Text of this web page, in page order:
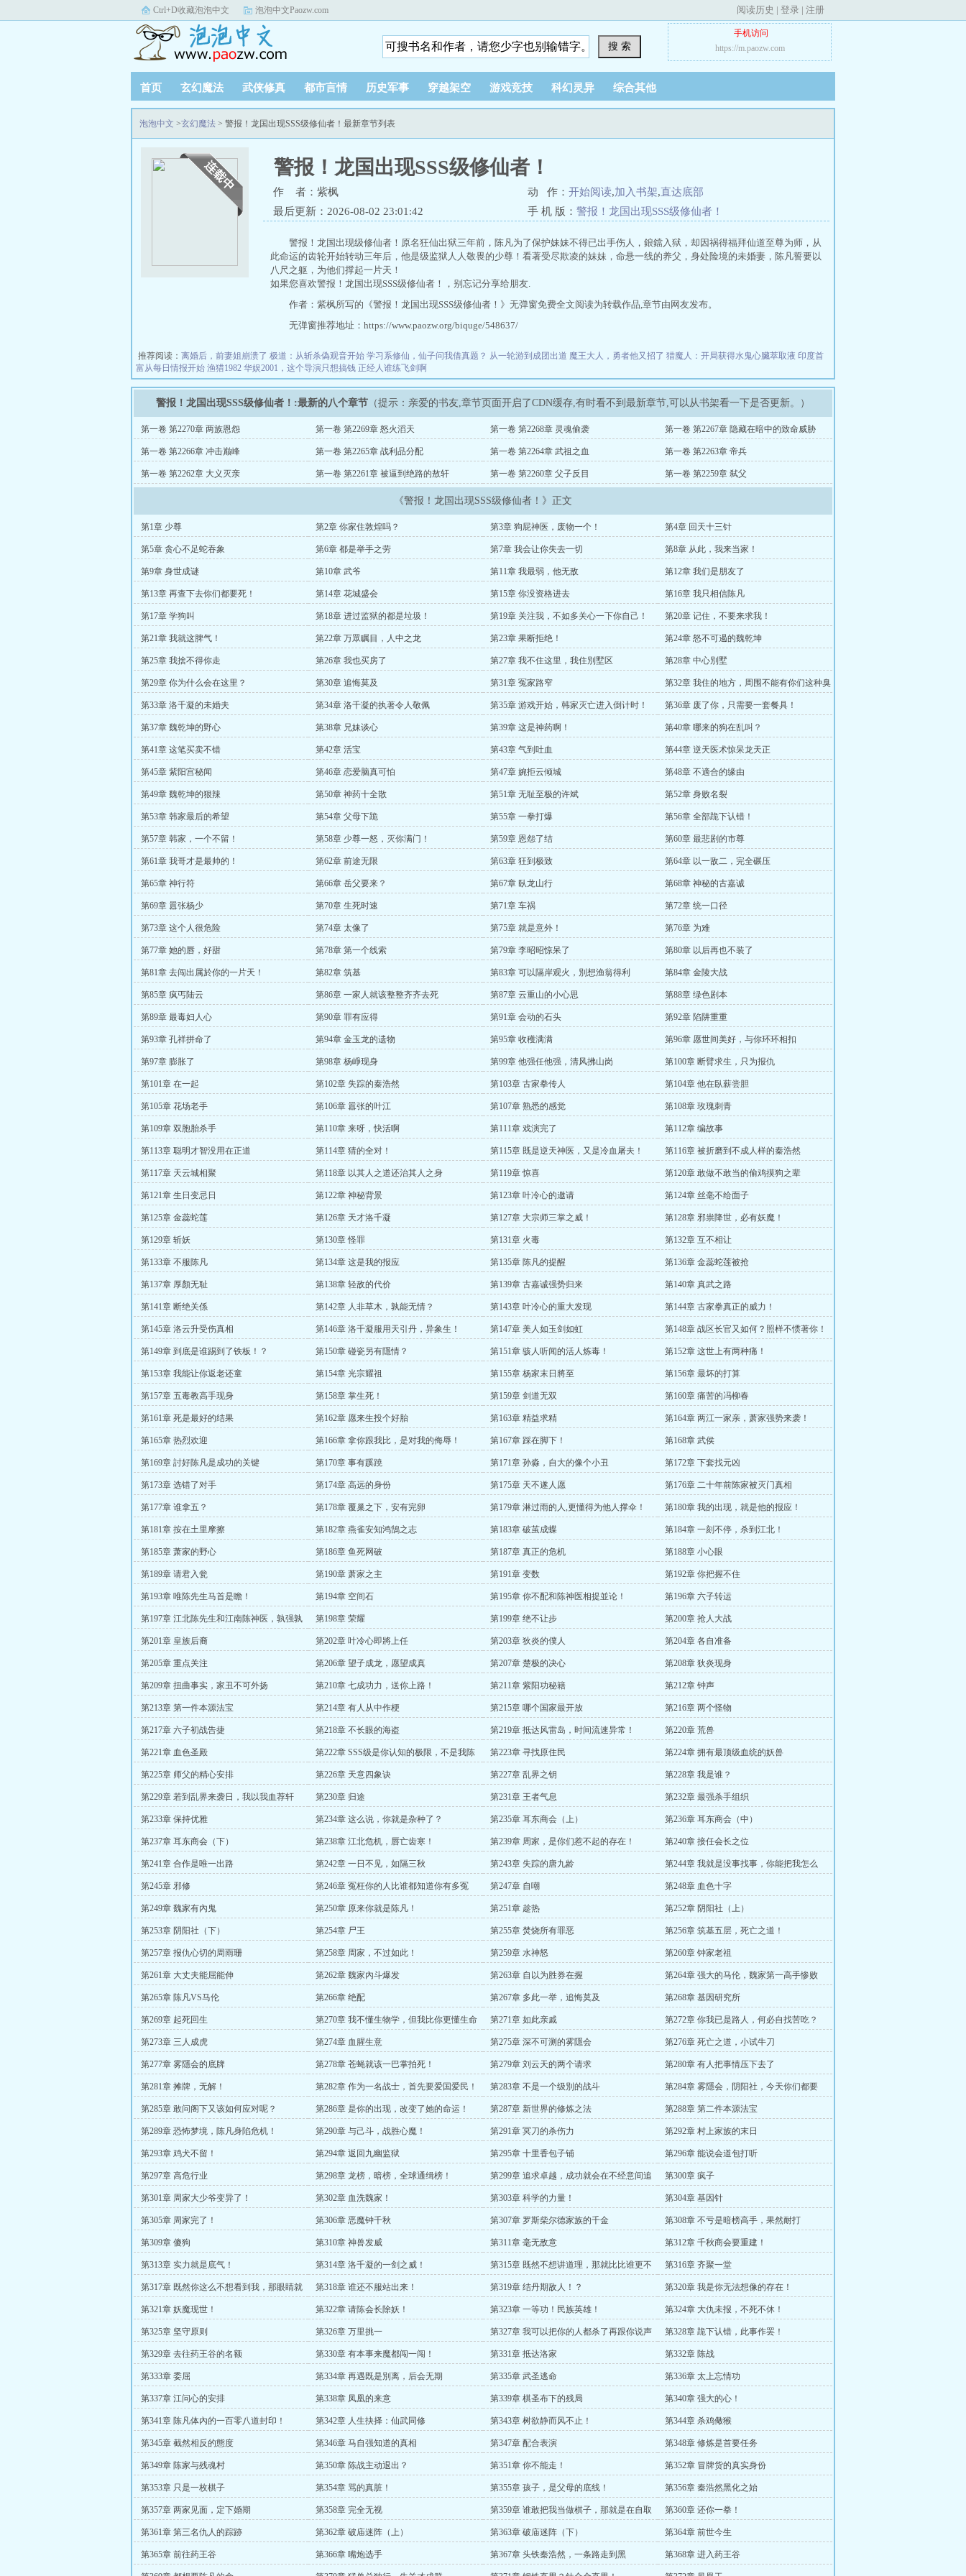
Ctrl+D收藏泡泡中文 泡泡中文Paozw.com 阅读历史 | 登录 | 注册
搜 索
手机访问
https://m.paozw.com
首页 玄幻魔法 武侠修真 都市言情 历史军事 穿越架空 游戏竞技 科幻灵异 综合其他
泡泡中文 >玄幻魔法 > 警报！龙国出现SSS级修仙者！最新章节列表
警报！龙国出现SSS级修仙者！
作 者：紫枫 动 作： 开始阅读,加入书架,直达底部
最后更新：2026-08-02 23:01:42
手 机 版： 警报！龙国出现SSS级修仙者！
警报！龙国出现级修仙者！原名狂仙出狱三年前，陈凡为了保护妹妹不得已出手伤人，鋃鐺入狱，却因祸得福拜仙道至尊为师，从
此命运的齿轮开始转动三年后，他是级监狱人人敬畏的少尊！看著受尽欺凌的妹妹，命悬一线的养父，身处险境的未婚妻，陈凡誓要以
八尺之躯，为他们撑起一片天！
如果您喜欢警报！龙国出现SSS级修仙者！，别忘记分享给朋友.
作者：紫枫所写的《警报！龙国出现SSS级修仙者！》无弹窗免费全文阅读为转载作品,章节由网友发布。
无弹窗推荐地址：https://www.paozw.org/biquge/548637/
推荐阅读： 离婚后，前妻姐崩溃了 极道：从斩杀偽观音开始 学习系修仙，仙子问我借真题？ 从一轮游到成团出道 魔王大人，勇者他又招了 猎魔人：开局获得水鬼心臟萃取液 印度首
富从每日情报开始 渔猎1982 华娱2001，这个导演只想搞钱 正经人谁练飞剑啊
警报！龙国出现SSS级修仙者！:最新的八个章节 （提示：亲爱的书友,章节页面开启了CDN缓存,有时看不到最新章节,可以从书架看一下是否更新。）
第一卷 第2270章 两族恩怨 第一卷 第2269章 怒火滔天 第一卷 第2268章 灵魂偷袭 第一卷 第2267章 隐藏在暗中的致命威胁
第一卷 第2266章 冲击巅峰 第一卷 第2265章 战利品分配 第一卷 第2264章 武祖之血 第一卷 第2263章 帝兵
第一卷 第2262章 大义灭亲 第一卷 第2261章 被逼到绝路的敖轩 第一卷 第2260章 父子反目 第一卷 第2259章 弑父
《警报！龙国出现SSS级修仙者！》正文
第1章 少尊 第2章 你家住敦煌吗？ 第3章 狗屁神医，废物一个！ 第4章 回天十三针
第5章 贪心不足蛇吞象 第6章 都是举手之劳 第7章 我会让你失去一切 第8章 从此，我来当家！
第9章 身世成谜 第10章 武爷 第11章 我最弱，他无敌 第12章 我们是朋友了
第13章 再查下去你们都要死！ 第14章 花城盛会 第15章 你没资格进去 第16章 我只相信陈凡
第17章 学狗叫 第18章 进过监狱的都是垃圾！ 第19章 关注我，不如多关心一下你自己！ 第20章 记住，不要来求我！
第21章 我就这脾气！ 第22章 万眾瞩目，人中之龙 第23章 果断拒绝！ 第24章 怒不可遏的魏乾坤
第25章 我捨不得你走 第26章 我也买房了 第27章 我不住这里，我住別墅区 第28章 中心別墅
第29章 你为什么会在这里？ 第30章 追悔莫及 第31章 冤家路窄
第32章 我住的地方，周围不能有你们这种臭
虫！
第33章 洛千凝的未婚夫 第34章 洛千凝的执著令人敬佩 第35章 游戏开始，韩家灭亡进入倒计时！ 第36章 废了你，只需要一套餐具！
第37章 魏乾坤的野心 第38章 兄妹谈心 第39章 这是神药啊！ 第40章 哪来的狗在乱叫？
第41章 这笔买卖不错 第42章 活宝 第43章 气到吐血 第44章 逆天医术惊呆龙天正
第45章 紫阳宫秘闻 第46章 恋爱脑真可怕 第47章 婉拒云倾城 第48章 不適合的缘由
第49章 魏乾坤的狠辣 第50章 神药十全散 第51章 无耻至极的许斌 第52章 身败名裂
第53章 韩家最后的希望 第54章 父母下跪 第55章 一拳打爆 第56章 全部跪下认错！
第57章 韩家，一个不留！ 第58章 少尊一怒，灭你满门！ 第59章 恩怨了结 第60章 最悲剧的市尊
第61章 我哥才是最帅的！ 第62章 前途无限 第63章 狂到极致 第64章 以一敌二，完全碾压
第65章 神行符 第66章 岳父要来？ 第67章 臥龙山行 第68章 神秘的古嘉诚
第69章 囂张杨少 第70章 生死时速 第71章 车祸 第72章 统一口径
第73章 这个人很危险 第74章 太像了 第75章 就是意外！ 第76章 为难
第77章 她的唇，好甜 第78章 第一个线索 第79章 李昭昭惊呆了 第80章 以后再也不装了
第81章 去闯出属於你的一片天！ 第82章 筑基 第83章 可以隔岸观火，別想渔翁得利 第84章 金陵大战
第85章 疯丐陆云 第86章 一家人就该整整齐齐去死 第87章 云重山的小心思 第88章 绿色剧本
第89章 最毒妇人心 第90章 罪有应得 第91章 会动的石头 第92章 陷阱重重
第93章 孔祥拼命了 第94章 金玉龙的遗物 第95章 收穫满满 第96章 愿世间美好，与你环环相扣
第97章 膨胀了 第98章 杨崢现身 第99章 他强任他强，清风拂山岗 第100章 断臂求生，只为报仇
第101章 在一起 第102章 失踪的秦浩然 第103章 古家拳传人 第104章 他在臥薪尝胆
第105章 花场老手 第106章 囂张的叶江 第107章 熟悉的感觉 第108章 玫瑰刺青
第109章 双胞胎杀手 第110章 来呀，快活啊 第111章 戏演完了 第112章 编故事
第113章 聪明才智没用在正道 第114章 猜的全对！ 第115章 既是逆天神医，又是冷血屠夫！ 第116章 被折磨到不成人样的秦浩然
第117章 天云城相聚 第118章 以其人之道还治其人之身 第119章 惊喜 第120章 敢做不敢当的偷鸡摸狗之辈
第121章 生日变忌日 第122章 神秘背景 第123章 叶冷心的邀请 第124章 丝毫不给面子
第125章 金蕊蛇莲 第126章 天才洛千凝 第127章 大宗师三掌之威！ 第128章 邪祟降世，必有妖魔！
第129章 斩妖 第130章 怪罪 第131章 火毒 第132章 互不相让
第133章 不服陈凡 第134章 这是我的报应 第135章 陈凡的提醒 第136章 金蕊蛇莲被抢
第137章 厚顏无耻 第138章 轻敌的代价 第139章 古嘉诚强势归来 第140章 真武之路
第141章 断绝关係 第142章 人非草木，孰能无情？ 第143章 叶冷心的重大发现 第144章 古家拳真正的威力！
第145章 洛云升受伤真相 第146章 洛千凝服用天引丹，异象生！ 第147章 美人如玉剑如虹 第148章 战区长官又如何？照样不惯著你！
第149章 到底是谁踢到了铁板！？ 第150章 碰瓷另有隱情？ 第151章 骇人听闻的活人炼毒！ 第152章 这世上有两种痛！
第153章 我能让你返老还童 第154章 光宗耀祖 第155章 杨家末日將至 第156章 最坏的打算
第157章 五毒教高手现身 第158章 掌生死！ 第159章 剑道无双 第160章 痛苦的冯柳春
第161章 死是最好的结果 第162章 愿来生投个好胎 第163章 精益求精 第164章 两江一家亲，萧家强势来袭！
第165章 热烈欢迎 第166章 拿你跟我比，是对我的侮辱！ 第167章 踩在脚下！ 第168章 武侯
第169章 討好陈凡是成功的关键 第170章 事有蹊蹺 第171章 孙淼，自大的像个小丑 第172章 下套找元凶
第173章 选错了对手 第174章 高远的身份 第175章 天不遂人愿 第176章 二十年前陈家被灭门真相
第177章 谁拿五？ 第178章 覆巢之下，安有完卵 第179章 淋过雨的人,更懂得为他人撑伞！ 第180章 我的出现，就是他的报应！
第181章 按在土里摩擦 第182章 燕雀安知鸿鵠之志 第183章 破茧成蝶 第184章 一刻不停，杀到江北！
第185章 萧家的野心 第186章 鱼死网破 第187章 真正的危机 第188章 小心眼
第189章 请君入瓮 第190章 萧家之主 第191章 变数 第192章 你把握不住
第193章 唯陈先生马首是瞻！ 第194章 空间石 第195章 你不配和陈神医相提並论！ 第196章 六子转运
第197章 江北陈先生和江南陈神医，孰强孰
弱？
第198章 荣耀 第199章 绝不让步 第200章 抢人大战
第201章 皇族后裔 第202章 叶冷心即將上任 第203章 狄炎的僕人 第204章 各自准备
第205章 重点关注 第206章 望子成龙，愿望成真 第207章 楚极的决心 第208章 狄炎现身
第209章 扭曲事实，家丑不可外扬 第210章 七成功力，送你上路！ 第211章 紫阳功秘籍 第212章 钟声
第213章 第一件本源法宝 第214章 有人从中作梗 第215章 哪个国家最开放 第216章 两个怪物
第217章 六子初战告捷 第218章 不长眼的海盗 第219章 抵达风雷岛，时间流速异常！ 第220章 荒兽
第221章 血色圣殿
第222章 SSS级是你认知的极限，不是我陈
凡的极限
第223章 寻找原住民 第224章 拥有最顶级血统的妖兽
第225章 师父的精心安排 第226章 天意四象诀 第227章 乱界之钥 第228章 我是谁？
第229章 若到乱界来袭日，我以我血荐轩
辕！
第230章 归途 第231章 王者气息 第232章 最强杀手组织
第233章 保持优雅 第234章 这么说，你就是杂种了？ 第235章 耳东商会（上） 第236章 耳东商会（中）
第237章 耳东商会（下） 第238章 江北危机，唇亡齿寒！ 第239章 周家，是你们惹不起的存在！ 第240章 接任会长之位
第241章 合作是唯一出路 第242章 一日不见，如隔三秋 第243章 失踪的唐九龄
第244章 我就是没事找事，你能把我怎么
样？
第245章 邪修
第246章 冤枉你的人比谁都知道你有多冤
枉！
第247章 自嘲 第248章 血色十字
第249章 魏家有內鬼 第250章 原来你就是陈凡！ 第251章 趁热 第252章 阴阳社（上）
第253章 阴阳社（下） 第254章 尸王 第255章 焚烧所有罪恶 第256章 筑基五层，死亡之道！
第257章 报仇心切的周雨珊 第258章 周家，不过如此！ 第259章 水神怒 第260章 钟家老祖
第261章 大丈夫能屈能伸 第262章 魏家內斗爆发 第263章 自以为胜券在握 第264章 强大的马伦，魏家第一高手惨败
第265章 陈凡VS马伦 第266章 绝配 第267章 多此一举，追悔莫及 第268章 基因研究所
第269章 起死回生 第270章 我不懂生物学，但我比你更懂生命 第271章 如此亲戚 第272章 你我已是路人，何必自找苦吃？
第273章 三人成虎 第274章 血腥生意 第275章 深不可测的雾隱会 第276章 死亡之道，小试牛刀
第277章 雾隱会的底牌 第278章 苍蝇就该一巴掌拍死！ 第279章 刘云天的两个请求 第280章 有人把事情压下去了
第281章 摊牌，无解！ 第282章 作为一名战士，首先要爱国爱民！ 第283章 不是一个级別的战斗
第284章 雾隱会，阴阳社，今天你们都要
死！
第285章 敢问阁下又该如何应对呢？ 第286章 是你的出现，改变了她的命运！ 第287章 新世界的修炼之法 第288章 第二件本源法宝
第289章 恐怖梦境，陈凡身陷危机！ 第290章 与己斗，战胜心魔！ 第291章 冥刀的杀伤力 第292章 村上家族的末日
第293章 鸡犬不留！ 第294章 返回九幽监狱 第295章 十里香包子铺 第296章 能说会道包打听
第297章 高危行业 第298章 龙榜，暗榜，全球通缉榜！
第299章 追求卓越，成功就会在不经意间追
上你！
第300章 疯子
第301章 周家大少爷变异了！ 第302章 血洗魏家！ 第303章 科学的力量！ 第304章 基因针
第305章 周家完了！ 第306章 恶魔钟千秋 第307章 罗斯柴尔德家族的千金 第308章 不亏是暗榜高手，果然耐打
第309章 傻狗 第310章 神兽发威 第311章 毫无敌意 第312章 千秋商会要重建！
第313章 实力就是底气！ 第314章 洛千凝的一剑之威！
第315章 既然不想讲道理，那就比比谁更不
讲道理！
第316章 齐聚一堂
第317章 既然你这么不想看到我，那眼睛就
別要了！
第318章 谁还不服站出来！ 第319章 结丹期敌人！？ 第320章 我是你无法想像的存在！
第321章 妖魔现世！ 第322章 请陈会长除妖！ 第323章 一等功！民族英雄！ 第324章 大仇未报，不死不休！
第325章 坚守原则 第326章 万里挑一
第327章 我可以把你的人都杀了再跟你说声
对不起吗？
第328章 跪下认错，此事作罢！
第329章 去往药王谷的名额 第330章 有本事来魔都闯一闯！ 第331章 抵达洛家 第332章 陈战
第333章 委屈 第334章 再遇既是別离，后会无期 第335章 武圣逃命 第336章 太上忘情功
第337章 江问心的安排 第338章 凤凰的来意 第339章 棋圣布下的残局 第340章 强大的心！
第341章 陈凡体內的一百零八道封印！ 第342章 人生抉择：仙武同修 第343章 树欲静而风不止！ 第344章 杀鸡儆猴
第345章 截然相反的態度 第346章 马自强知道的真相 第347章 配合表演 第348章 修炼是首要任务
第349章 陈家与残魂村 第350章 陈战主动退出？ 第351章 你不能走！ 第352章 冒牌货的真实身份
第353章 只是一枚棋子 第354章 骂的真脏！ 第355章 孩子，是父母的底线！ 第356章 秦浩然黑化之始
第357章 两家见面，定下婚期 第358章 完全无视
第359章 谁敢把我当做棋子，那就是在自取
灭亡！
第360章 还你一拳！
第361章 第三名仇人的踪跡 第362章 破庙迷阵（上） 第363章 破庙迷阵（下） 第364章 前世今生
第365章 前往药王谷 第366章 嘴炮选手 第367章 头铁秦浩然，一条路走到黑 第368章 进入药王谷